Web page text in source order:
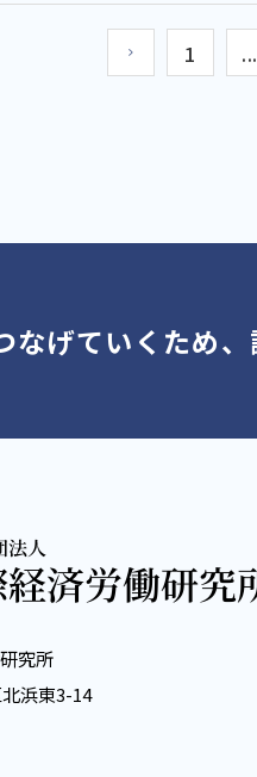
1 ...
なげていくため
究所
浜東3-14